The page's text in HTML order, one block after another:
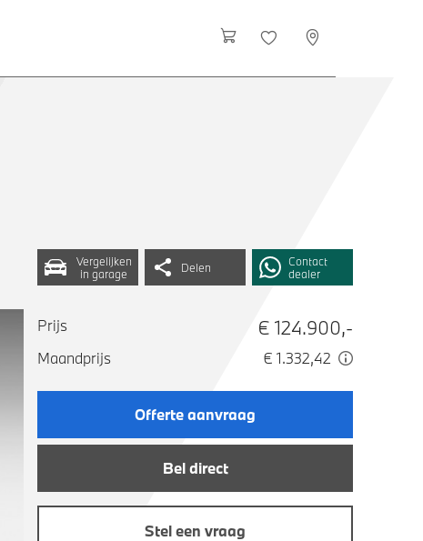
Vergelijken
in garage
Delen
Contact
dealer
Prijs € 124.900,-
Maandprijs € 1.332,42
Offerte aanvraag
Bel direct
Stel een vraag